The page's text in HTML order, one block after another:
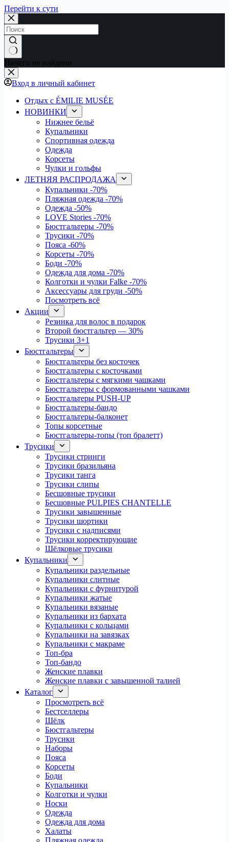
Перейти к сути
Ничего не найдено
Вход в личный кабинет
Отдых с ÉMILIE MUSÉE
НОВИНКИ
Нижнее бельё
Купальники
Спортивная одежда
Одежда
Корсеты
Чулки и гольфы
ЛЕТНЯЯ РАСПРОДАЖА
Купальники -70%
Пляжная одежда -70%
Одежда -50%
LOVE Stories -70%
Бюстгальтеры -70%
Трусики -70%
Пояса -60%
Корсеты -70%
Боди -70%
Одежда для дома -70%
Колготки и чулки Falke -70%
Аксессуары для груди -50%
Посмотреть всё
Акции
Резинка для волос в подарок
Второй бюстгальтер — 30%
Трусики 3+1
Бюстгальтеры
Бюстгальтеры без косточек
Бюстгальтеры с косточками
Бюстгальтеры с мягкими чашками
Бюстгальтеры с формованными чашками
Бюстгальтеры PUSH-UP
Бюстгальтеры-бандо
Бюстгальтеры-балконет
Топы корсетные
Бюстгальтеры-топы (топ бралетт)
Трусики
Трусики стринги
Трусики бразильяна
Трусики танга
Трусики слипы
Бесшовные трусики
Бесшовные PULPIES CHANTELLE
Трусики завышенные
Трусики шортики
Трусики с надписями
Трусики корректирующие
Шёлковые трусики
Купальники
Купальники раздельные
Купальники слитные
Купальники с фурнитурой
Купальники жатые
Купальники вязаные
Купальники из бархата
Купальники с кольцами
Купальники на завязках
Купальники с макраме
Топ-бра
Топ-бандо
Женские плавки
Женские плавки с завышенной талией
Каталог
Просмотреть всё
Бестселлеры
Шёлк
Бюстгальтеры
Трусики
Наборы
Пояса
Корсеты
Боди
Купальники
Колготки и чулки
Носки
Одежда
Одежда для дома
Халаты
Пляжная одежда